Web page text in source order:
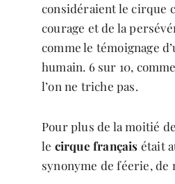
considéraient le cirque
courage et de la
comme le témoignage
humain. 6 sur 10,
l’on ne triche pas.
Pour plus de la moitié
le cirque français était
synonyme de féerie, de